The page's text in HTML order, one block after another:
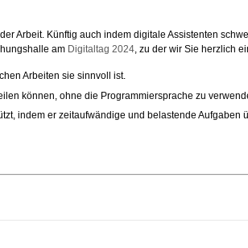
Arbeit. Künftig auch indem digitale Assistenten
am Digitaltag 2024 , zu der wir Sie herzlich
Arbeiten sie sinnvoll ist.
können, ohne die Programmiersprache zu
indem er zeitaufwändige und belastende Aufgaben